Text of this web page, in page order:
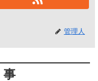
管理人